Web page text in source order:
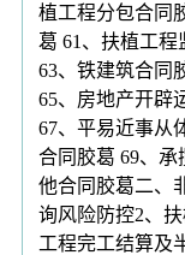
植工程分包合同
葛 61、扶植工程
63、铁建筑合同
65、房地产开辟
67、平易近事从
合同胶葛 69、承
他合同胶葛二、
询风险防控2、
工程完工结算及